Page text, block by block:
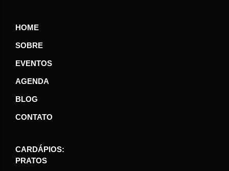
HOME
SOBRE
EVENTOS
AGENDA
BLOG
CONTATO
CARDÁPIOS:
PRATOS